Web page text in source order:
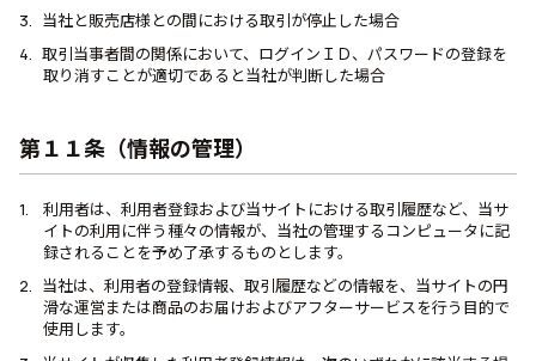
当社と販売店様との間における取引が停止した場合
取引当事者間の関係において、ログインＩＤ、パスワードの登録を
取り消すことが適切であると当社が判断した場合
第１１条（情報の管理）
利用者は、利用者登録および当サイトにおける取引履歴など、当サ
イトの利用に伴う種々の情報が、当社の管理するコンピュータに記
録されることを予め了承するものとします。
当社は、利用者の登録情報、取引履歴などの情報を、当サイトの円
滑な運営または商品のお届けおよびアフターサービスを行う目的で
使用します。